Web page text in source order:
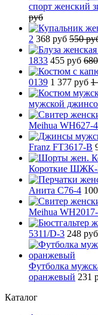
спорт женский
руб
2 368 руб 550
1833 455 руб
0139 1 377 руб 1
мужской
Meihua WH627-4
Franz FT3617-B
Короткие ШЖК-
Анита C76-4
Meihua WH2017-
5311/D-3 248 руб
Футболка
оранжевый 231
Каталог